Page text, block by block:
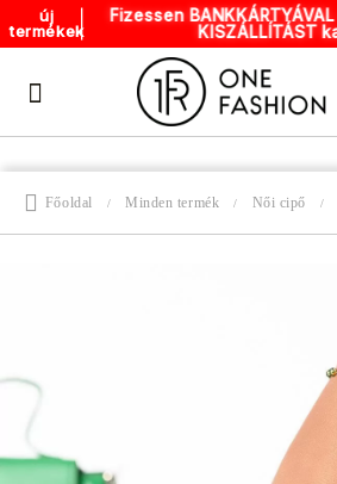
új
termékek
Fizessen
KISZÁLLÍTÁST
Főoldal Minden termék Női cipő